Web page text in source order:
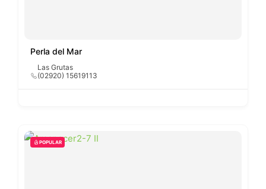
Perla del Mar
Las Grutas
(02920) 15619113
POPULAR